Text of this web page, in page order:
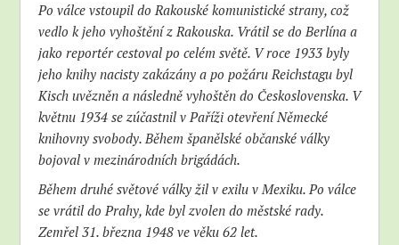
Po válce vstoupil do Rakouské komunistické strany, což
vedlo k jeho vyhoštění z Rakouska. Vrátil se do Berlína a
jako reportér cestoval po celém světě. V roce 1933 byly
jeho knihy nacisty zakázány a po požáru Reichstagu byl
Kisch uvězněn a následně vyhoštěn do Československa. V
květnu 1934 se zúčastnil v Paříži otevření Německé
knihovny svobody. Během španělské občanské války
bojoval v mezinárodních brigádách.
Během druhé světové války žil v exilu v Mexiku. Po válce
se vrátil do Prahy, kde byl zvolen do městské rady.
Zemřel 31. března 1948 ve věku 62 let.